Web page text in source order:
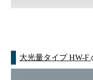
大光量タイプ HW-F